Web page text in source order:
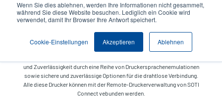
Wenn Sie dies ablehnen, werden Ihre Informationen nicht gesammelt,
während Sie diese Website besuchen. Lediglich ein Cookie wird
verwendet, damit Ihr Browser Ihre Antwort speichert.
Cookie-Einstellungen Akzeptieren Ablehnen
Enterprise-Serie
Als robuste Arbeitspferde sind unsere gesamten industriellen Barcode-
Etikettendrucker der Mittel- bis Enterprise-Klasse für die
anspruchsvollsten Umgebungen konzipiert. Unsere Enterprise-Drucker
und Zuverlässigkeit durch eine Reihe von Druckersprachenemulationen
sowie sichere und zuverlässige Optionen für die drahtlose Verbindung.
Alle diese Drucker können mit der Remote-Druckerverwaltung von SOTI
Connect vebunden werden.